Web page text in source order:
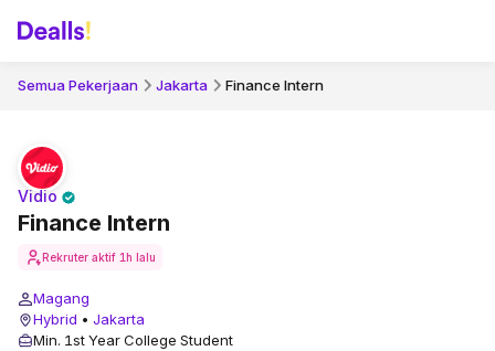
Semua Pekerjaan Jakarta Finance Intern
Finance Intern
Vidio
Rekruter aktif 1h lalu
Magang
Hybrid • Jakarta
Min. 1st Year College Student